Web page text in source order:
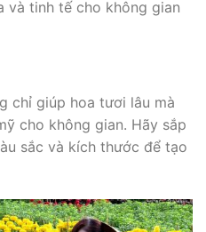
và tinh tế cho không gian
chỉ giúp hoa tươi lâu mà
cho không gian. Hãy sắp
sắc và kích thước để tạo